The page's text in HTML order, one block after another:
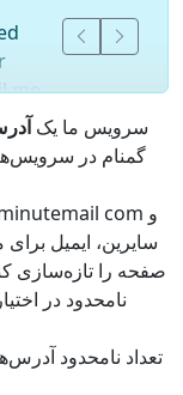
سرویس ما یک
گمنام در
سایرین، ایمیل
صفحه را تازه‌سازی
نامحدود در
تعداد نامحدود